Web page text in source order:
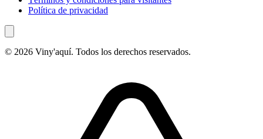
Política de privacidad
© 2026 Viny'aquí. Todos los derechos reservados.